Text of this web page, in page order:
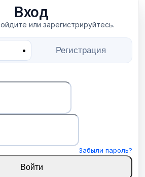
Вход
или зарегистрируйтесь.
Регистрация
Забыли пароль?
Войти